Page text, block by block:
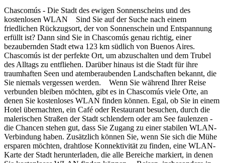
Chascomús - Die Stadt des ewigen Sonnenscheins und des
kostenlosen WLAN Sind Sie auf der Suche nach einem
friedlichen Rückzugsort, der von Sonnenschein und Entspannung
erfüllt ist? Dann sind Sie in Chascomús genau richtig, einer
bezaubernden Stadt etwa 123 km südlich von Buenos Aires.
Chascomús ist der perfekte Ort, um abzuschalten und dem Trubel
des Alltags zu entfliehen. Darüber hinaus ist die Stadt für ihre
traumhaften Seen und atemberaubenden Landschaften bekannt, die
Sie niemals vergessen werden. Wenn Sie während Ihrer Reise
verbunden bleiben möchten, gibt es in Chascomús viele Orte, an
denen Sie kostenloses WLAN finden können. Egal, ob Sie in einem
Hotel übernachten, ein Café oder Restaurant besuchen, durch die
malerischen Straßen der Stadt schlendern oder am See faulenzen -
die Chancen stehen gut, dass Sie Zugang zu einer stabilen WLAN-
Verbindung haben. Zusätzlich können Sie, wenn Sie sich die Mühe
ersparen möchten, drahtlose Konnektivität zu finden, eine WLAN-
Karte der Stadt herunterladen, die alle Bereiche markiert, in denen